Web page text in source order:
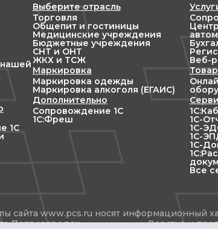
нашей
1С
Выберите отрасль
Торговля
Общепит и гостиницы
Медицинские учреждения
Бюджетные учреждения
СНТ и ОНТ
ЖКХ и ТСЖ
Маркировка
Маркировка одежды
Маркировка алкоголя (ЕГАИС)
Дополнительно
Сопровождение 1С
1С:Фреш
Веб-
1С-
1С-
1С-
1С-
Все
сайта www.pcs.ru носят информационный
Петрозаводск
Верстка и